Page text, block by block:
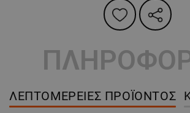
ΛΕΠΤΟΜΈΡΕΙΕΣ ΠΡΟΪΌΝΤΟΣ